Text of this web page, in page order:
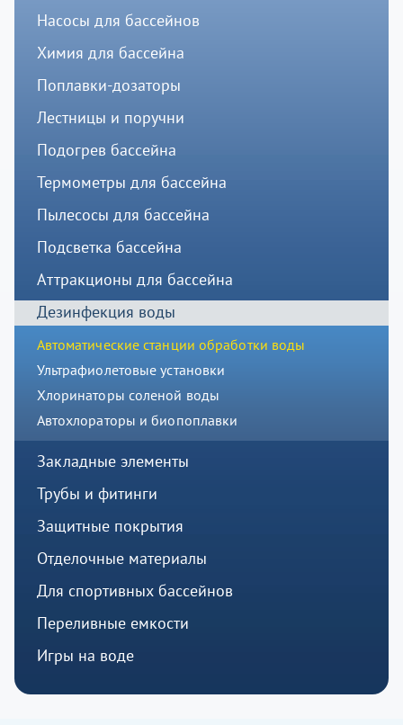
Насосы для бассейнов
Химия для бассейна
Поплавки-дозаторы
Лестницы и поручни
Подогрев бассейна
Термометры для бассейна
Пылесосы для бассейна
Подсветка бассейна
Аттракционы для бассейна
Дезинфекция воды
Автоматические станции обработки воды
Ультрафиолетовые установки
Хлоринаторы соленой воды
Автохлораторы и биопоплавки
Закладные элементы
Трубы и фитинги
Защитные покрытия
Отделочные материалы
Для спортивных бассейнов
Переливные емкости
Игры на воде